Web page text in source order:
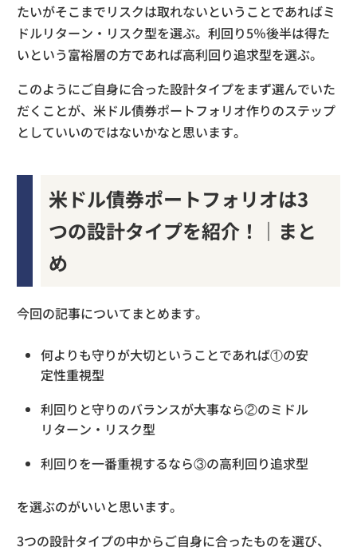
たいがそこまでリスクは取れないということであればミ
ドルリターン・リスク型を選ぶ。利回り5％後半は得た
いという富裕層の方であれば高利回り追求型を選ぶ。
このようにご自身に合った設計タイプをまず選んでいた
だくことが、米ドル債券ポートフォリオ作りのステップ
としていいのではないかなと思います。
米ドル債券ポートフォリオは3
つの設計タイプを紹介！｜まと
め
今回の記事についてまとめます。
何よりも守りが大切ということであれば①の安
定性重視型
利回りと守りのバランスが大事なら②のミドル
リターン・リスク型
利回りを一番重視するなら③の高利回り追求型
を選ぶのがいいと思います。
3つの設計タイプの中からご自身に合ったものを選び、